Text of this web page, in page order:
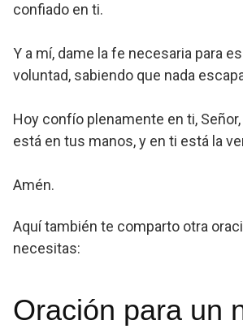
confiado en ti.
Y a mí, dame la fe necesaria para
voluntad, sabiendo que nada
Hoy confío plenamente en ti,
está en tus manos, y en ti está la
Amén.
Aquí también te comparto otra
necesitas:
Oración para un